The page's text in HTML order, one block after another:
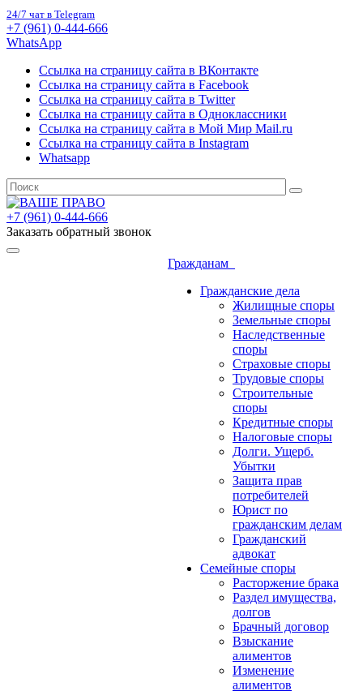
24/7 чат в Telegram
+7 (961) 0-444-666
WhatsApp
Ссылка на страницу сайта в ВКонтакте
Ссылка на страницу сайта в Facebook
Ссылка на страницу сайта в Twitter
Ссылка на страницу сайта в Одноклассники
Ссылка на страницу сайта в Мой Мир Mail.ru
Ссылка на страницу сайта в Instagram
Whatsapp
+7 (961) 0-444-666
Заказать обратный звонок
Гражданам
Гражданские дела
Жилищные споры
Земельные споры
Наследственные
споры
Страховые споры
Трудовые споры
Строительные
споры
Кредитные споры
Налоговые споры
Долги. Ущерб.
Убытки
Защита прав
потребителей
Юрист по
гражданским делам
Гражданский
адвокат
Семейные споры
Расторжение брака
Раздел имущества,
долгов
Брачный договор
Взыскание
алиментов
Изменение
алиментов